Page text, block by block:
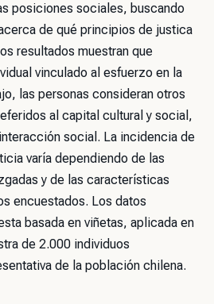
posiciones sociales, buscando
de qué principios de justica
resultados muestran que
vinculado al esfuerzo en la
las personas consideran otros
al capital cultural y social,
social. La incidencia de
varía dependiendo de las
y de las características
encuestados. Los datos
basada en viñetas, aplicada en
de 2.000 individuos
de la población chilena.